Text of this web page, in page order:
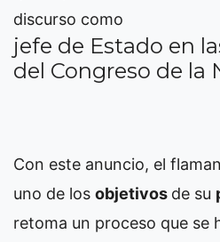
discurso como
jefe de Estado en
del Congreso de la
Con este anuncio, el
uno de los objetivos de su
retoma un proceso que se